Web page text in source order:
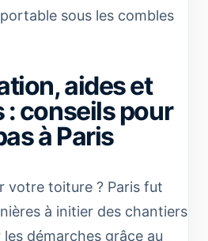
sous les combles
aides et
: conseils pour
à Paris
votre toiture ? Paris fut
à initier des chantiers
démarches grâce au